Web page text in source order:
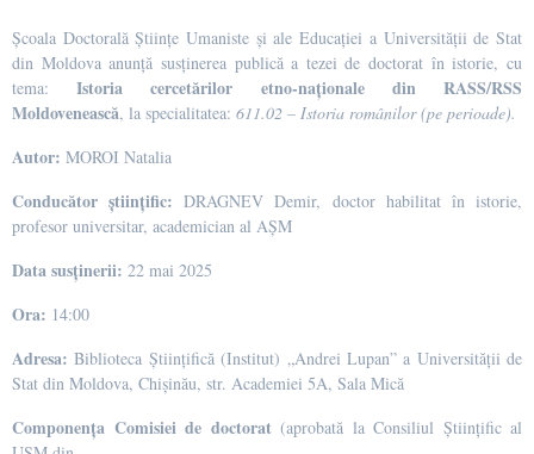
Școala Doctorală Științe Umaniste și ale Educației a Universității de Stat
din Moldova anunță susținerea publică a tezei de doctorat în istorie, cu
tema:Istoria cercetărilor etno-naționale din RASS/RSS
Moldovenească, la specialitatea: 611.02 – Istoria românilor (pe perioade).
Autor: MOROI Natalia
Conducător științific: DRAGNEV Demir, doctor habilitat în istorie,
profesor universitar, academician al AȘM
Data susținerii: 22 mai 2025
Ora: 14:00
Adresa: Biblioteca Științifică (Institut) „Andrei Lupan” a Universității de
Stat din Moldova, Chișinău, str. Academiei 5A, Sala Mică
Componența Comisiei de doctorat(aprobată la Consiliul Științific al